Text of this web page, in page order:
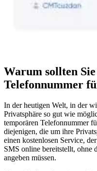
Warum sollten
Telefonnummer
In der heutigen Welt, in der
Privatsphäre so gut wie
temporären Telefonnummer
diejenigen, die um ihre
einen kostenlosen Service,
SMS online bereitstellt, ohne
angeben müssen.